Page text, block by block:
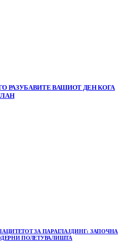
РАЗУБАВИТЕ ВАШИОТ ДЕН КОГА
ЗА ПАРАГЛАЈДИНГ: ЗАПОЧНА
ПОЛЕТУВАЛИШТА